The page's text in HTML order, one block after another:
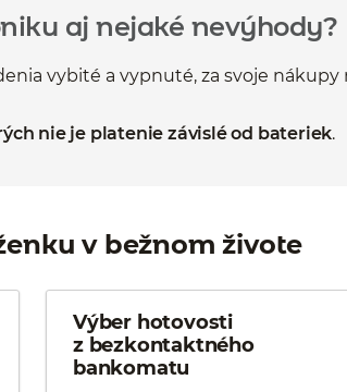
aj nejaké nevýhody?
vybité a vypnuté, za svoje
nie je platenie závislé od bateriek.
v bežnom živote
Výber hotovosti
z bezkontaktného
bankomatu